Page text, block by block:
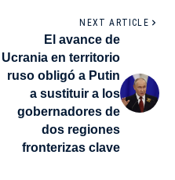
NEXT ARTICLE
El avance de
Ucrania en territorio
ruso obligó a Putin
a sustituir a los
gobernadores de
dos regiones
fronterizas clave